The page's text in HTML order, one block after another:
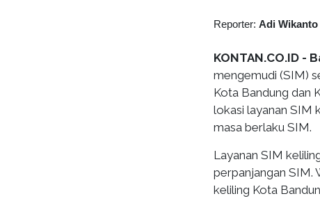
Reporter: Adi Wikanto
KONTAN.CO.ID -
mengemudi (SIM)
Kota Bandung dan
lokasi layanan SIM
masa berlaku SIM.
Layanan SIM
perpanjangan SIM.
keliling Kota